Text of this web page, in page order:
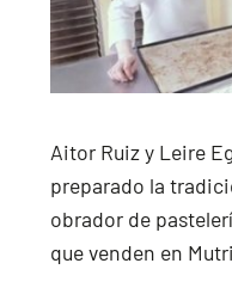
Aitor Ruiz y Leire
preparado la
obrador de
que venden en